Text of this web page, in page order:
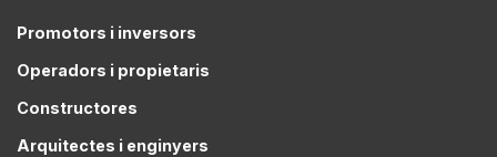
Promotors i inversors
Operadors i propietaris
Constructores
Arquitectes i enginyers